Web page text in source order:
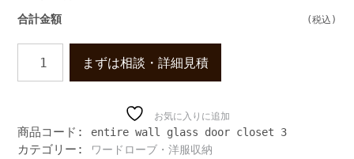
合計金額
面
が
る
まずは相談・詳細見積
お気に入りに追加
商品コード: entire wall glass door closet 3
カテゴリー: ワードローブ・洋服収納